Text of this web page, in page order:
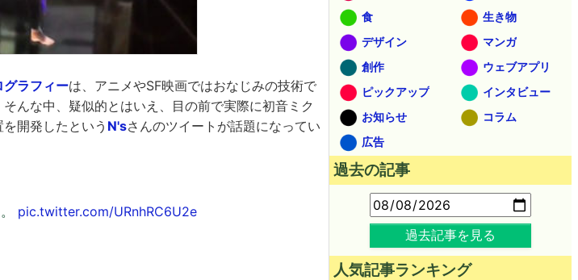
グラフィーは、アニメやSF映画ではおなじみの技術で
んな中、疑似的とはいえ、目の前で実際に初音ミク
開発したという N'sさんのツイートが話題になってい
pic.twitter.com/URnhRC6U2e
食
生き物
デザイン
マンガ
創作
ウェブアプリ
ピックアップ
インタビュー
お知らせ
コラム
広告
過去の記事
過去記事を見る
人気記事ランキング